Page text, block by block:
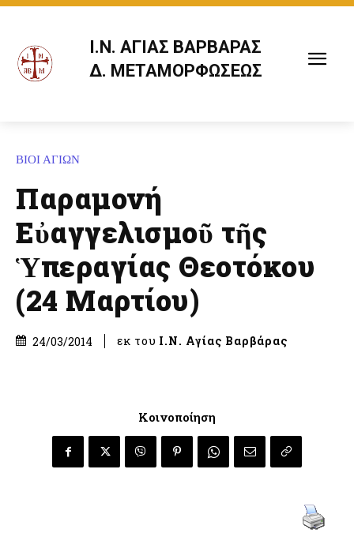
Ι.Ν. ΑΓΙΑΣ ΒΑΡΒΑΡΑΣ
Δ. ΜΕΤΑΜΟΡΦΩΣΕΩΣ
ΒΙΟΙ ΑΓΙΩΝ
Παραμονή
Εὐαγγελισμοῦ τῆς
Ὑπεραγίας Θεοτόκου
(24 Μαρτίου)
24/03/2014 εκ του Ι.Ν. Αγίας Βαρβάρας
Κοινοποίηση